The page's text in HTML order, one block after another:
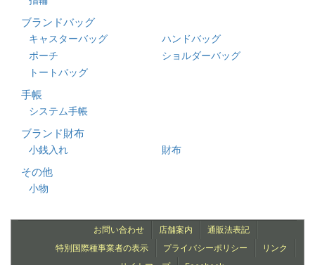
ブランドバッグ
キャスターバッグ
ハンドバッグ
ポーチ
ショルダーバッグ
トートバッグ
手帳
システム手帳
ブランド財布
小銭入れ 財布
その他
小物
お問い合わせ 店舗案内
通販法表記
特別国際種事業者の表示
プライバシーポリシー
リンク